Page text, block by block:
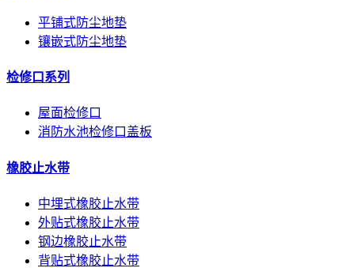
平铺式防尘地垫
镶嵌式防尘地垫
检修口系列
屋面检修口
消防水池检修口盖板
橡胶止水带
中埋式橡胶止水带
外贴式橡胶止水带
钢边橡胶止水带
背贴式橡胶止水带